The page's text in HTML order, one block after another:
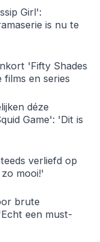
Girl':
is nu te
'Fifty Shades
en series
déze
Game': 'Dit is
verliefd op
mooi!'
brute
een must-